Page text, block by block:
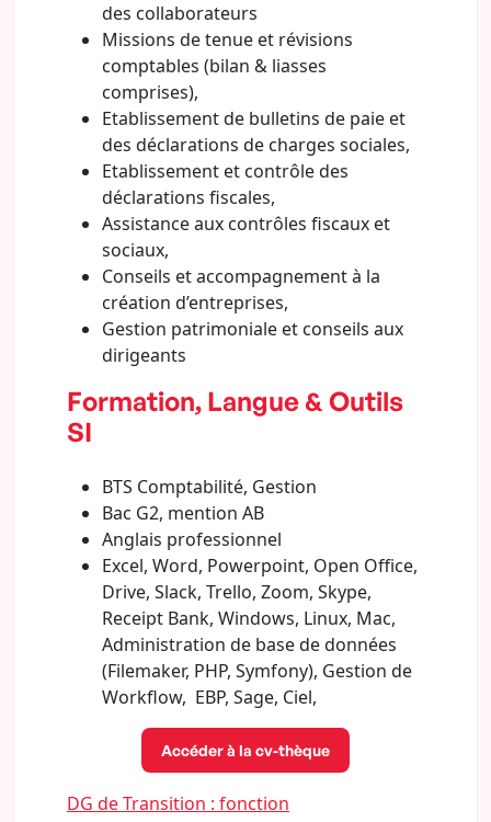
des collaborateurs
Missions de tenue et révisions
comptables (bilan & liasses
comprises),
Etablissement de bulletins de paie et
des déclarations de charges sociales,
Etablissement et contrôle des
déclarations fiscales,
Assistance aux contrôles fiscaux et
sociaux,
Conseils et accompagnement à la
création d’entreprises,
Gestion patrimoniale et conseils aux
dirigeants
Formation, Langue & Outils
SI
BTS Comptabilité, Gestion
Bac G2, mention AB
Anglais professionnel
Excel, Word, Powerpoint, Open Office,
Drive, Slack, Trello, Zoom, Skype,
Receipt Bank, Windows, Linux, Mac,
Administration de base de données
(Filemaker, PHP, Symfony), Gestion de
Workflow, EBP, Sage, Ciel,
Accéder à la cv-thèque
DG de Transition : fonction